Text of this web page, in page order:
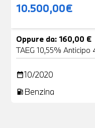
10.500,00€
Oppure da: 160,00 €
TAEG 10,55% Anticipo
date_range10/2020
local_gas_station Benzina